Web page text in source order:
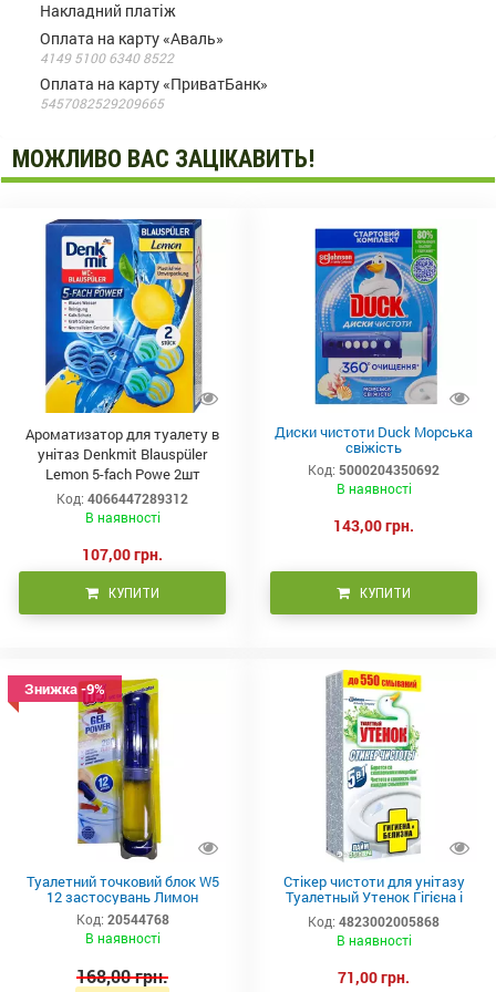
Накладний платіж
Оплата на карту «Аваль»
4149 5100 6340 8522
Оплата на карту «ПриватБанк»
5457082529209665
МОЖЛИВО ВАС ЗАЦІКАВИТЬ!
Ароматизатор для туалету в
унітаз Denkmit Blauspüler
Lemon 5-fach Powe 2шт
Код: 4066447289312
В наявності
107,00 грн.
КУПИТИ
Диски чистоти Duck Морська
свіжість
Код: 5000204350692
В наявності
143,00 грн.
КУПИТИ
Знижка -9%
Туалетний точковий блок W5
12 застосувань Лимон
Код: 20544768
В наявності
168,00 грн.
Стікер чистоти для унітазу
Туалетный Утенок Гігієна і
білизна Лайм 3 шт
Код: 4823002005868
В наявності
71,00 грн.